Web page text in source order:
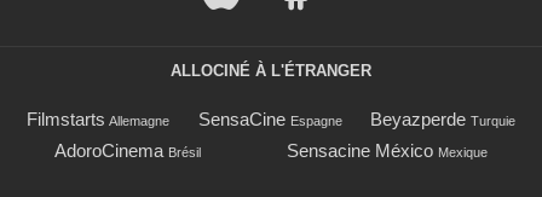
ALLOCINÉ À L'ÉTRANGER
Filmstarts Allemagne SensaCine Espagne Beyazperde Turquie
AdoroCinema Brésil Sensacine México Mexique